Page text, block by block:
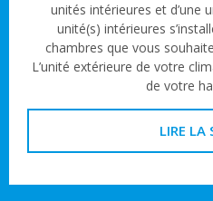
unités intérieures et d’une
unité(s) intérieures
chambres que vous
L’unité extérieure de votre
de votre
LIRE LA